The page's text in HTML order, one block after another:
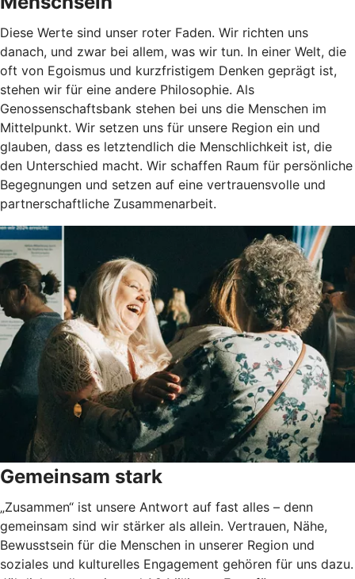
Diese Werte sind unser roter Faden. Wir richten uns
danach, und zwar bei allem, was wir tun. In einer Welt, die
oft von Egoismus und kurzfristigem Denken geprägt ist,
stehen wir für eine andere Philosophie. Als
Genossenschaftsbank stehen bei uns die Menschen im
Mittelpunkt. Wir setzen uns für unsere Region ein und
glauben, dass es letztendlich die Menschlichkeit ist, die
den Unterschied macht. Wir schaffen Raum für persönliche
Begegnungen und setzen auf eine vertrauensvolle und
partnerschaftliche Zusammenarbeit.
Gemeinsam stark
„Zusammen“ ist unsere Antwort auf fast alles – denn
gemeinsam sind wir stärker als allein. Vertrauen, Nähe,
Bewusstsein für die Menschen in unserer Region und
soziales und kulturelles Engagement gehören für uns dazu.